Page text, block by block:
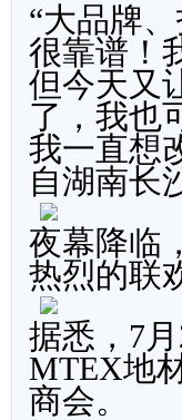
“大品牌
很靠谱！
但今天又
了，我也
我一直想
自湖南长
夜幕降临
热烈的联
据悉，7
MTEX地
商会。